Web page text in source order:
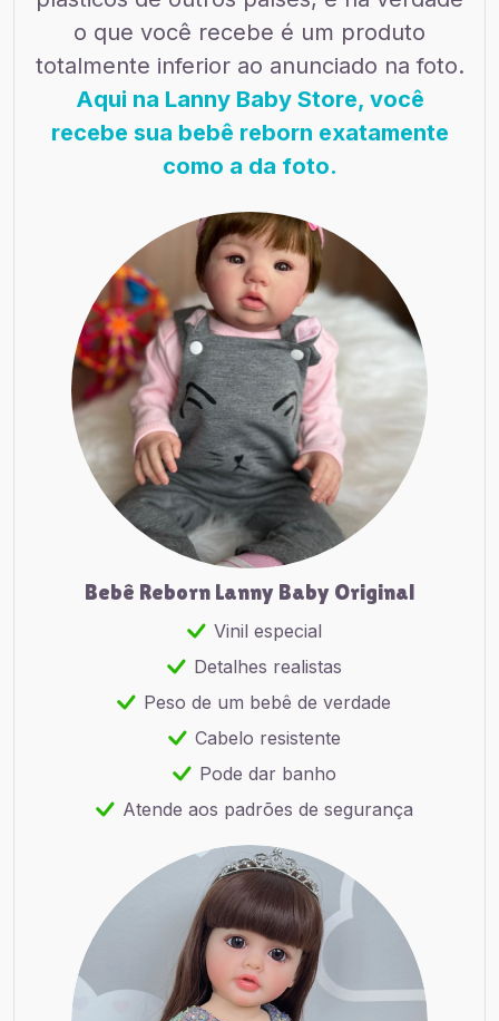
o que você recebe é um produto
totalmente inferior ao anunciado na foto.
Aqui na Lanny Baby Store, você
recebe sua bebê reborn exatamente
como a da foto.
Bebê Reborn Lanny Baby Original
Vinil especial
Detalhes realistas
Peso de um bebê de verdade
Cabelo resistente
Pode dar banho
Atende aos padrões de segurança